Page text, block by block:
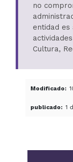
no
entidad es
Cultura,
Modificado
publicado 1